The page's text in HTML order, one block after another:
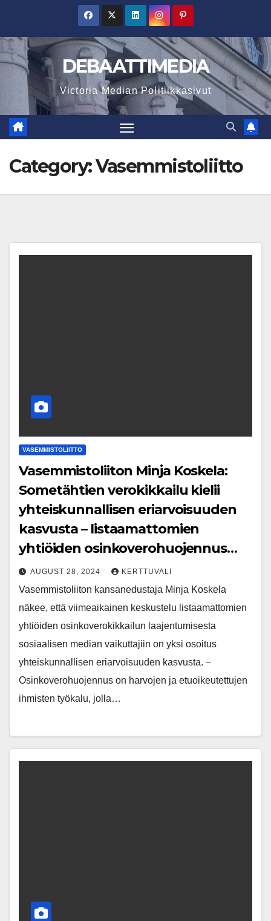
content
DEBAATTIMEDIA
Victoria Median Politiikkasivut
Category:Vasemmistoliitto
VASEMMISTOLIITTO
Vasemmistoliiton Minja Koskela:
Sometähtien verokikkailu kielii
yhteiskunnallisen eriarvoisuuden
kasvusta – listaamattomien
yhtiöiden osinkoverohuojennus
pitäisi räjäyttää
AUGUST 28, 2024 KERTTUVALI
Vasemmistoliiton kansanedustaja Minja Koskela
näkee, että viimeaikainen keskustelu listaamattomien
yhtiöiden osinkoverokikkailun laajentumisesta
sosiaalisen median vaikuttajiin on yksi osoitus
yhteiskunnallisen eriarvoisuuden kasvusta. −
Osinkoverohuojennus on harvojen ja etuoikeutettujen
ihmisten työkalu, jolla…